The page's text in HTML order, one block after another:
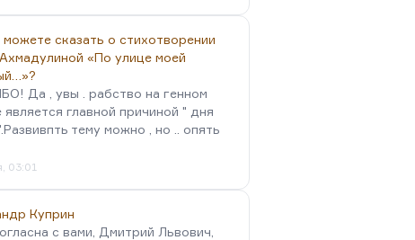
сказать о стихотворении
«По улице моей
Да , увы . рабство на генном
является главной причиной " дня
тему можно , но .. опять
03:01
Куприн
с вами, Дмитрий Львович,